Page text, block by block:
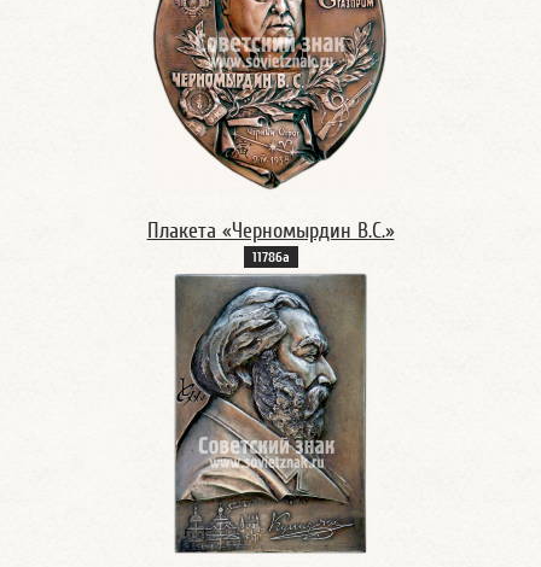
Плакета «Черномырдин В.С.»
11786а